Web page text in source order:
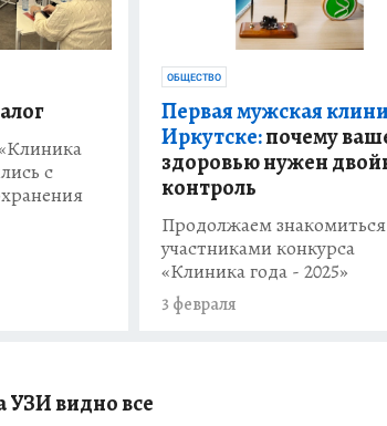
с
ОБЩЕСТВО
Первая мужская
Иркутске:почему
здоровью нужен
контроль
Продолжаем
участниками конкурса
«Клиника года - 2025»
3 февраля
УЗИ видно все